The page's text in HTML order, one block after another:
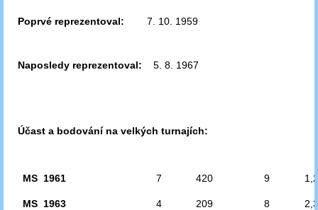
Poprvé reprezentoval: 7. 10. 1959
Naposledy reprezentoval: 5. 8. 1967
Účast a bodování na velkých turnajích:
MS 1961 7 420 9
MS 1963 4 209 8